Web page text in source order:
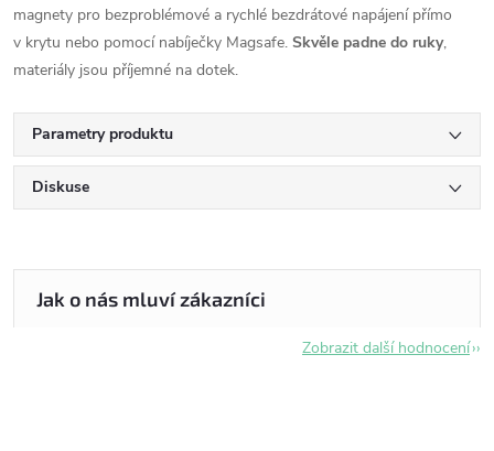
magnety pro bezproblémové a rychlé bezdrátové napájení přímo
v krytu nebo pomocí nabíječky Magsafe. Skvěle padne do ruky,
materiály jsou příjemné na dotek.
Parametry produktu
Diskuse
Zobrazit další hodnocení